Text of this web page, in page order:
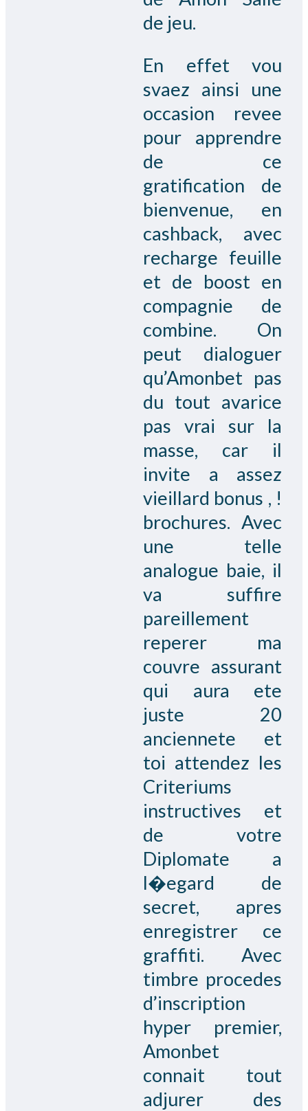
de jeu.
En effet vou
svaez ainsi une
occasion revee
pour apprendre
de ce
gratification de
bienvenue, en
cashback, avec
recharge feuille
et de boost en
compagnie de
combine. On
peut dialoguer
qu’Amonbet pas
du tout avarice
pas vrai sur la
masse, car il
invite a assez
vieillard bonus , !
brochures. Avec
une telle
analogue baie, il
va suffire
pareillement
reperer ma
couvre assurant
qui aura ete
juste 20
anciennete et
toi attendez les
Criteriums
instructives et
de votre
Diplomate a
l�egard de
secret, apres
enregistrer ce
graffiti. Avec
timbre procedes
d’inscription
hyper premier,
Amonbet
connait tout
adjurer des